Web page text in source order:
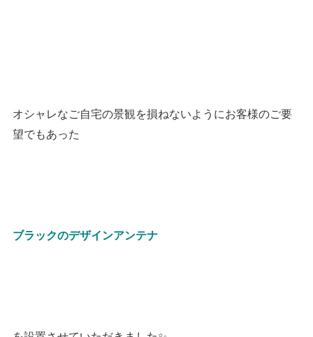
オシャレなご自宅の景観を損ねないようにお客様のご要
望でもあった
ブラックのデザインアンテナ